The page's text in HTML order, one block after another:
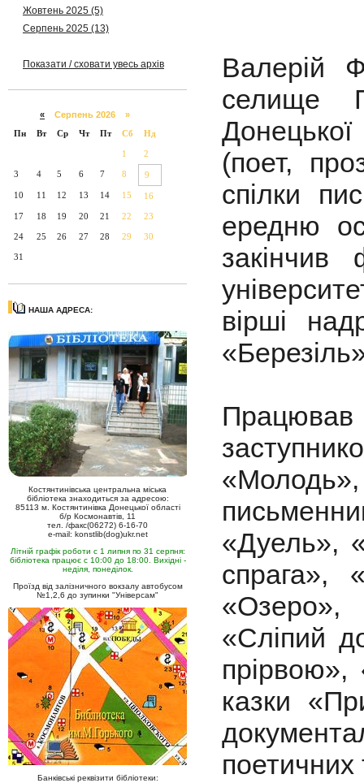
Жовтень 2025 (5)
Серпень 2025 (13)
Показати / сховати увесь архів
« Серпень 2026 »
Пн
Вт Ср Чт Пт Сб Нд
1 2
3 4 5 6 7 8 9
10 11 12 13 14 15 16
17 18 19 20 21 22 23
24 25 26 27 28 29 30
31
НАША АДРЕСА:
Костянтинівська центральна міська
бібліотека знаходиться за адресою:
85113 м. Костянтинівка Донецької області
б/р Космонавтів, 11
тел. /факс(06272) 6-16-70
e-mail: konstlib(dog)ukr.net
Літній графік роботи с 1 липня по 31 серпня:
бібліотека працює с 10:00 до 18:00. Вихідні -
неділя, понеділок.
Проїзд від залізничного вокзалу автобусом
№1,2,6 до зупинки "Універсам"
Банківські реквізити бібліотеки:
Валерій
селище
(поет,
спілки
ередню
закінчив
вірші
«Дуель»,
спрага»,
«Озеро»,
«Сліпий
казки
поетичних